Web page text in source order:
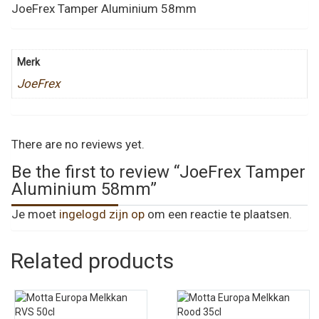
JoeFrex Tamper Aluminium 58mm
Merk
JoeFrex
There are no reviews yet.
Be the first to review “JoeFrex Tamper
Aluminium 58mm”
Je moet ingelogd zijn op om een reactie te plaatsen.
Related products